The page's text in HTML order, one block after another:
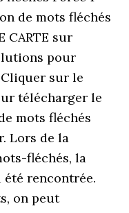
de mots fléchés
CARTE sur
pour
Cliquer sur le
télécharger le
mots fléchés
Lors de la
fléchés, la
été rencontrée.
on peut